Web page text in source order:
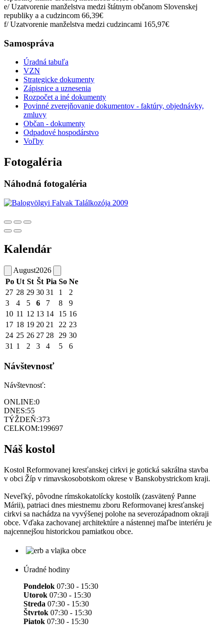
e/ Uzatvorenie manželstva medzi štátnym občanom Slovenskej
republiky a a cudzincom 66,39€
f/ Uzatvorenie manželstva medzi cudzincami 165,97€
Samospráva
Úradná tabuľa
VZN
Strategicke dokumenty
Zápisnice a uznesenia
Rozpočet a iné dokumenty
Povinné zverejňovanie dokumentov - faktúry, objednávky,
zmluvy
Občan - dokumenty
Odpadové hospodárstvo
Voľby
Fotogaléria
Náhodná fotogaléria
Kalendár
August2026
Po Ut St Št Pia So Ne
27 28 29 30 31 1
2
3
4 5 6 7 8
9
10 11 12 13 14 15 16
17 18 19 20 21 22 23
24 25 26 27 28 29 30
31 1 2 3 4 5 6
Návštevnosť
Návštevnosť:
ONLINE:0
DNES:55
TÝŽDEŇ:373
CELKOM:199697
Náš kostol
Kostol Reformovanej kresťanskej cirkvi je gotická sakrálna stavba
v obci Žíp v rimavskosobotskom okrese v Banskobystrickom kraji.
Neveľký, pôvodne rímskokatolícky kostolík (zasvätený Panne
Márii), patriaci dnes miestnemu zboru Reformovanej kresťanskej
cirkvi sa nachádza na vyvýšenej polohe na severozápadnom okraji
obce. Vďaka zachovanej architektúre a nástennej maľbe interiéru je
najcennejšou historickou pamiatkou obce.
Úradné hodiny
Pondelok 07:30 - 15:30
Utorok 07:30 - 15:30
Streda 07:30 - 15:30
Štvrtok 07:30 - 15:30
Piatok 07:30 - 15:30